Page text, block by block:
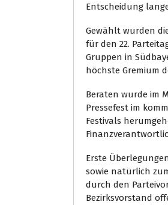
Entscheidung
Gewählt wurden
für den 22.
Gruppen in
höchste Gremium
Beraten wurde im
Pressefest im
Festivals
Erste
sowie natürlich
durch den
Bezirksvorstand